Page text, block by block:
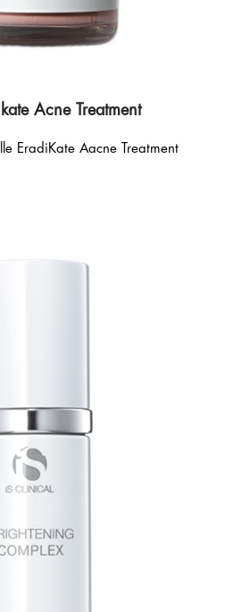
Acne Treatment
EradiKate Aacne Treatment